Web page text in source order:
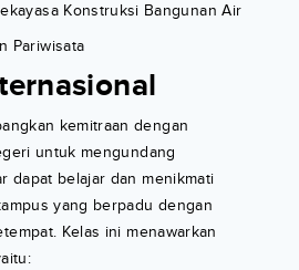
Konstruksi Bangunan Air
Pariwisata
kemitraan dengan
untuk mengundang
dapat belajar dan menikmati
yang berpadu dengan
Kelas ini menawarkan